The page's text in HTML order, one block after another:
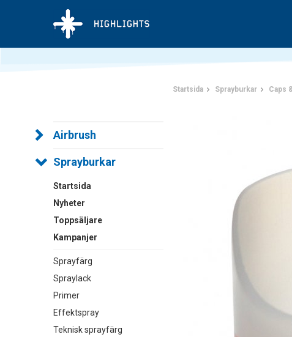
Airbrush
Sprayburkar
Startsida
Nyheter
Toppsäljare
Kampanjer
Sprayfärg
Spraylack
Primer
Effektspray
Teknisk sprayfärg
Startsida Sprayburkar Caps